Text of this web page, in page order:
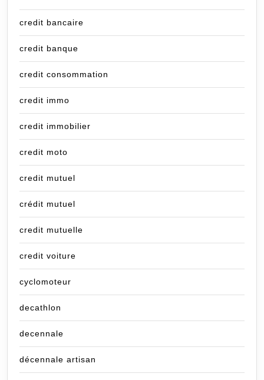
credit bancaire
credit banque
credit consommation
credit immo
credit immobilier
credit moto
credit mutuel
crédit mutuel
credit mutuelle
credit voiture
cyclomoteur
decathlon
decennale
décennale artisan